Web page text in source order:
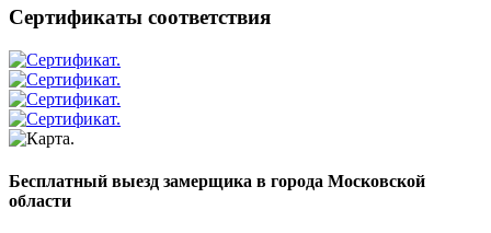
Сертификаты соответствия
Бесплатный выезд замерщика в города Московской
области